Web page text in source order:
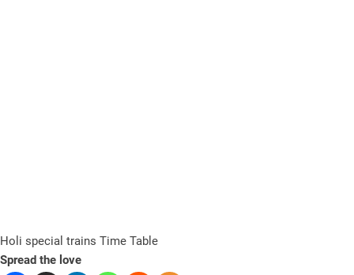
Holi special trains Time Table
Spread the love